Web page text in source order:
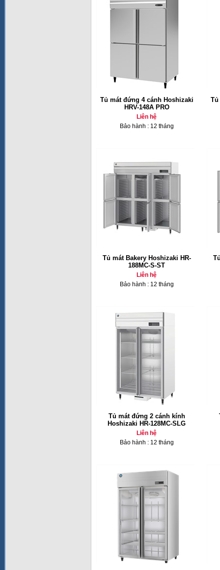
Tủ mát đứng 4 cánh Hoshizaki
HRV-148A PRO
Liên hệ
Bảo hành : 12 tháng
Tủ
Tủ mát Bakery Hoshizaki HR-
188MC-S-ST
Liên hệ
Bảo hành : 12 tháng
Tủ mát đứng 2 cánh kính
Hoshizaki HR-128MC-SLG
Liên hệ
Bảo hành : 12 tháng